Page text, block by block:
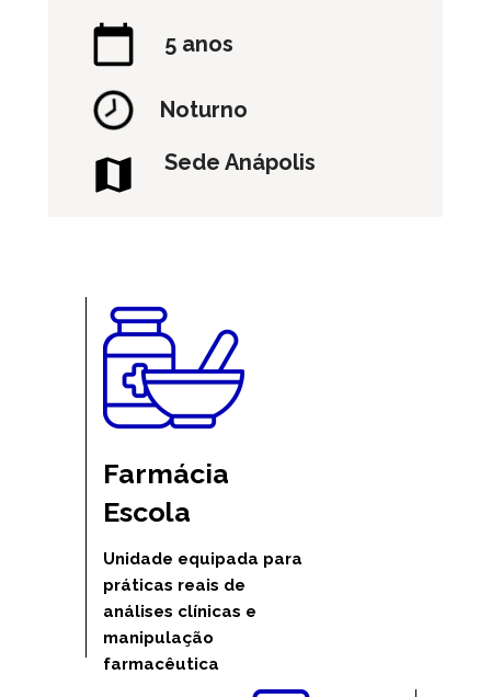
5 anos
Noturno
Sede Anápolis
Farmácia
Escola
Unidade equipada para
práticas reais de
análises clínicas e
manipulação
farmacêutica